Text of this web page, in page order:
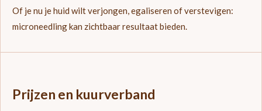
Of je nu je huid wilt verjongen, egaliseren of verstevigen:
microneedling kan zichtbaar resultaat bieden.
Prijzen en kuurverband